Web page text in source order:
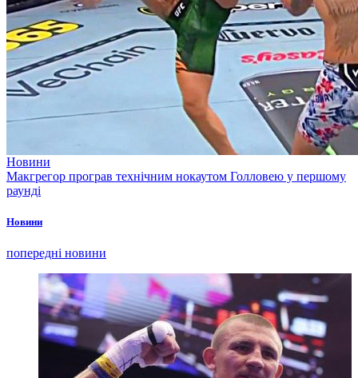
Новини
Макгрегор програв технічним нокаутом Голловею у першому
раунді
Новини
попередні новини